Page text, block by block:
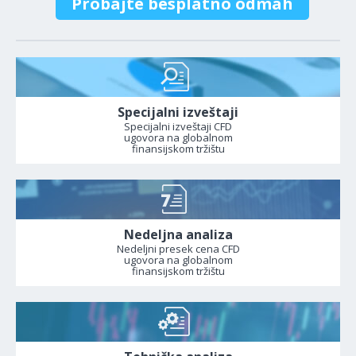
Specijalni izveštaji
Specijalni izveštaji CFD
ugovora na globalnom
finansijskom tržištu
Nedeljna analiza
Nedeljni presek cena CFD
ugovora na globalnom
finansijskom tržištu